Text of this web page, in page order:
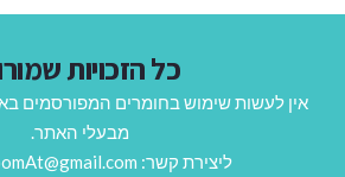
כל הזכויות
אין לעשות שימוש בחומרים המפורסמים
מבעלי האתר.
ליצירת קשר: Avihai.ZoomAt@gmail.com